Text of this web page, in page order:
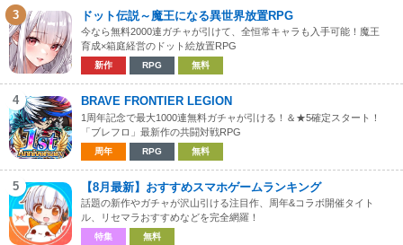
3 ドット伝説～魔王になる異世界放置RPG
今なら無料2000連ガチャが引けて、全恒常キャラも入手可能！魔王
育成×箱庭経営のドット絵放置RPG
新作 RPG 無料
4 BRAVE FRONTIER LEGION
1周年記念で最大1000連無料ガチャが引ける！＆★5確定スタート！
「ブレフロ」最新作の共闘対戦RPG
周年 RPG 無料
5 【8月最新】おすすめスマホゲームランキング
話題の新作やガチャが沢山引ける注目作、周年&コラボ開催タイト
ル、リセマラおすすめなどを完全網羅！
特集 無料